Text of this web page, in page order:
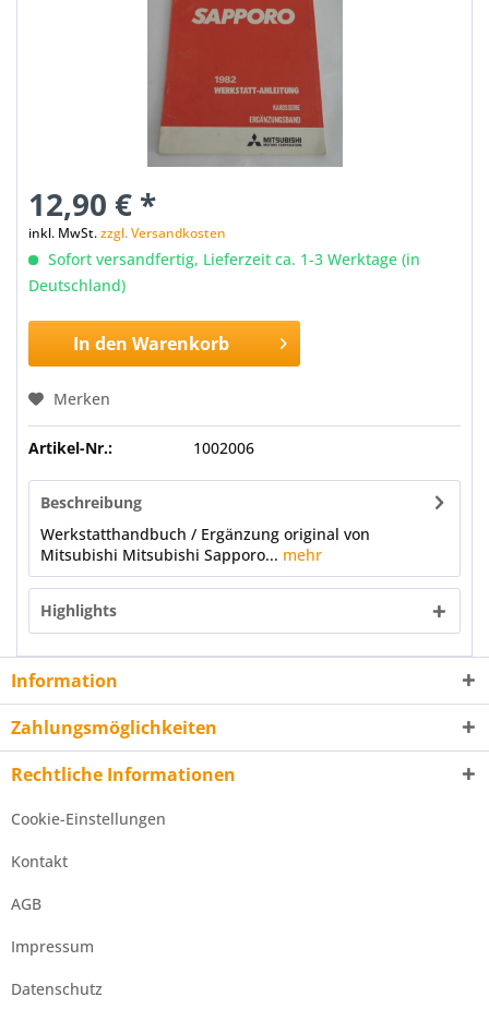
12,90 € *
inkl. MwSt.zzgl. Versandkosten
Sofort versandfertig, Lieferzeit ca. 1-3 Werktage (in
Deutschland)
In den Warenkorb
Merken
Artikel-Nr.: 1002006
Beschreibung
Werkstatthandbuch / Ergänzung original von
Mitsubishi Mitsubishi Sapporo... mehr
Highlights
Information
Zahlungsmöglichkeiten
Rechtliche Informationen
Cookie-Einstellungen
Kontakt
AGB
Impressum
Datenschutz